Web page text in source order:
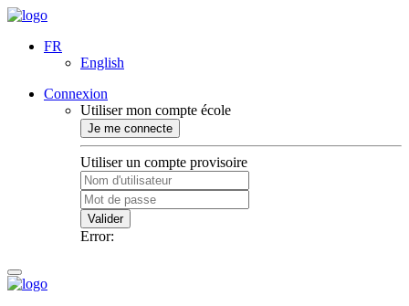
FR
English
Connexion
Utiliser mon compte école
Je me connecte
Utiliser un compte provisoire
Valider
Error: